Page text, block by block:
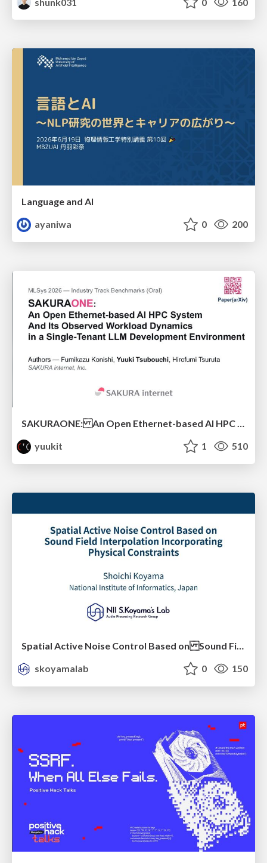
Language and AI
ayaniwa
0 200
SAKURAONE: An Open Ethernet-based AI HPC System And Its Observed Workload Dynamics in a Single-Tenant LLM Development Environment
yuukit
1 510
skoyamalab
0 150